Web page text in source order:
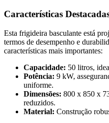
Características
Esta frigideira basculante está
termos de desempenho e
características mais importantes:
Capacidade: 50 litros,
Potência: 9 kW,
uniforme.
Dimensões: 800 x 850 x
reduzidos.
Material: Construção